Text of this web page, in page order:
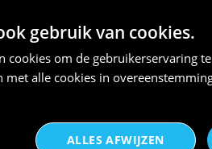
€ 34,95
€ 13,95
gebruik van cookies.
cookies om de gebruikerservaring
alle cookies in
ALLES AFWIJZEN